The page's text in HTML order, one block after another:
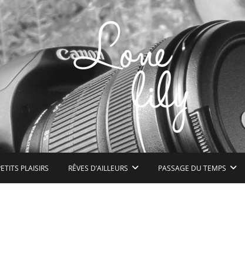
peu de bonheur à l'état pur
PLAISIRS RÊVES D’AILLEURS PASSAGE DU TEMPS